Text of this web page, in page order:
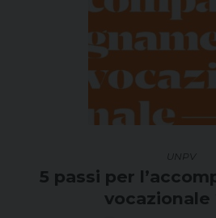
UNPV
5 passi per
vocazionale